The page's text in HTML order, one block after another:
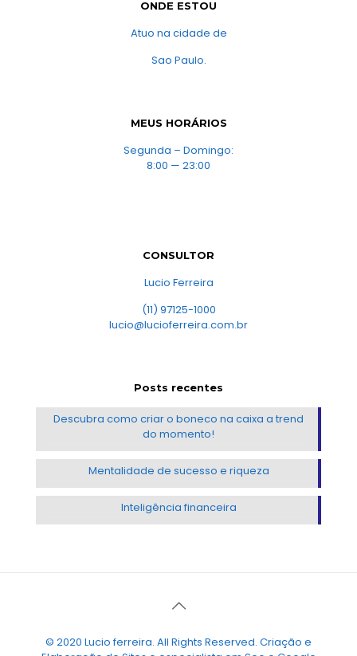
ONDE ESTOU
Atuo na cidade de
Sao Paulo.
MEUS HORÁRIOS
Segunda – Domingo:
8:00 — 23:00
CONSULTOR
Lucio Ferreira
(11) 97125-1000
lucio@lucioferreira.com.br
Posts recentes
Descubra como criar o boneco na caixa a trend
do momento!
Mentalidade de sucesso e riqueza
Inteligência financeira
© 2020 Lucio ferreira. All Rights Reserved. Criação e